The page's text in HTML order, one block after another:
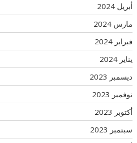
أبريل 2024
مارس 2024
فبراير 2024
يناير 2024
ديسمبر 2023
نوفمبر 2023
أكتوبر 2023
سبتمبر 2023